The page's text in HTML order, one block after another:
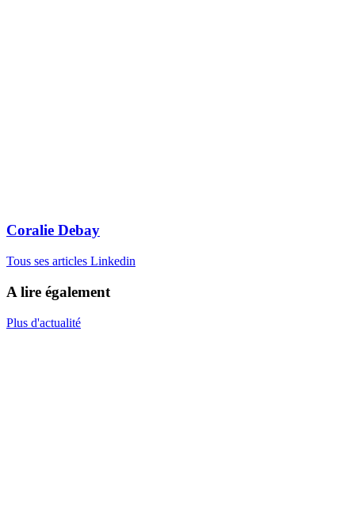
Coralie Debay
Tous ses articles Linkedin
A lire également
Plus d'actualité